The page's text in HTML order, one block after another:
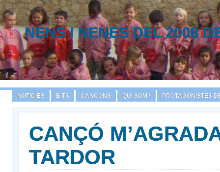
NENS I NENES DEL 2008
NOTÍCIES BITS CANÇONS QUI SOM? PROTAGONISTES
CANÇÓ
TARDOR